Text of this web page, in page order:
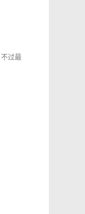
过最